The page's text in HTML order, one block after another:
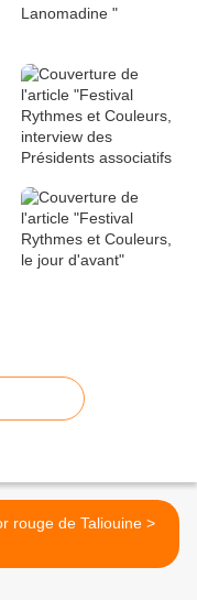
L'or rouge de Taliouine >